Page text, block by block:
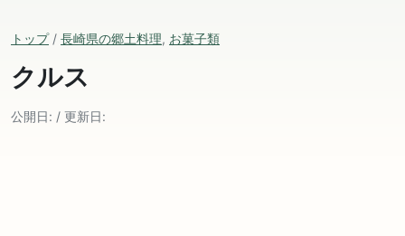
トップ/ 長崎県の郷土料理, お菓子類
クルス
公開日: / 更新日: